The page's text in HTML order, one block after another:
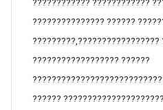
???????????? ????????????
??????????????? ??????
?????????????????? ??????
??????